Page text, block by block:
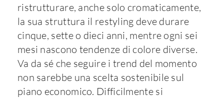
ristrutturare, anche solo cromaticamente,
la sua struttura il restyling deve durare
cinque, sette o dieci anni, mentre ogni sei
mesi nascono tendenze di colore diverse.
Va da sé che seguire i trend del momento
non sarebbe una scelta sostenibile sul
piano economico. Difficilmente si